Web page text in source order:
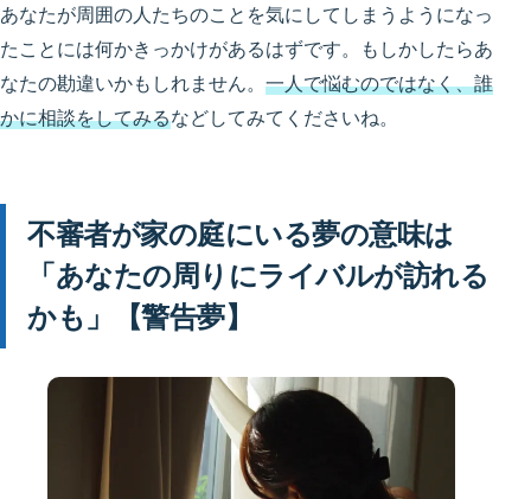
あなたが周囲の人たちのことを気にしてしまうようになっ
たことには何かきっかけがあるはずです。もしかしたらあ
なたの勘違いかもしれません。 一人で悩むのではなく、誰
かに相談をしてみるなどしてみてくださいね。
不審者が家の庭にいる夢の意味は
「あなたの周りにライバルが訪れる
かも」【警告夢】